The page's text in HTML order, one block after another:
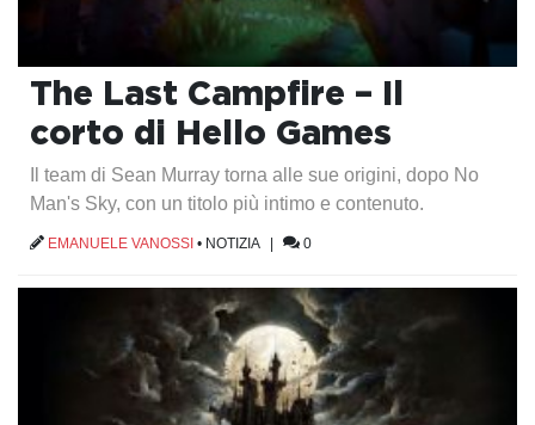
The Last Campfire – Il
corto di Hello Games
Il team di Sean Murray torna alle sue origini, dopo No
Man's Sky, con un titolo più intimo e contenuto.
EMANUELE VANOSSI • NOTIZIA| 0